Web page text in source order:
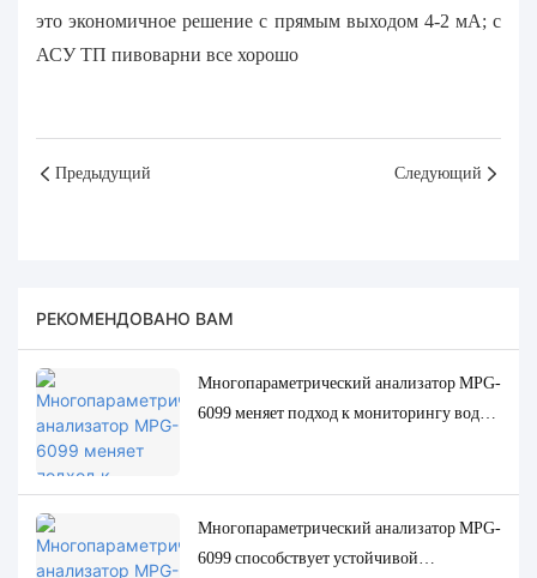
это экономичное решение с прямым выходом 4-2 мА; с
АСУ ТП пивоварни все хорошо
Предыдущий Следующий
РЕКОМЕНДОВАНО ВАМ
Многопараметрический анализатор MPG-
6099 меняет подход к мониторингу воды
Многопараметрический анализатор MPG-
6099 способствует устойчивой